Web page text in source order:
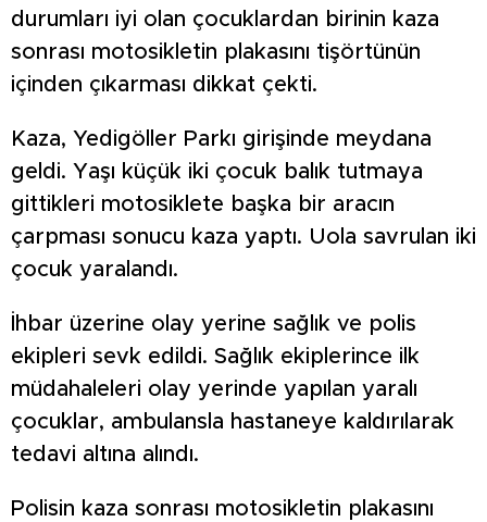
durumları iyi olan çocuklardan birinin kaza
sonrası motosikletin plakasını tişörtünün
içinden çıkarması dikkat çekti.
Kaza, Yedigöller Parkı girişinde meydana
geldi. Yaşı küçük iki çocuk balık tutmaya
gittikleri motosiklete başka bir aracın
çarpması sonucu kaza yaptı. Uola savrulan iki
çocuk yaralandı.
İhbar üzerine olay yerine sağlık ve polis
ekipleri sevk edildi. Sağlık ekiplerince ilk
müdahaleleri olay yerinde yapılan yaralı
çocuklar, ambulansla hastaneye kaldırılarak
tedavi altına alındı.
Polisin kaza sonrası motosikletin plakasını